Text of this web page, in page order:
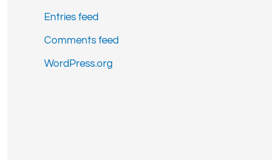
Entries feed
Comments feed
WordPress.org